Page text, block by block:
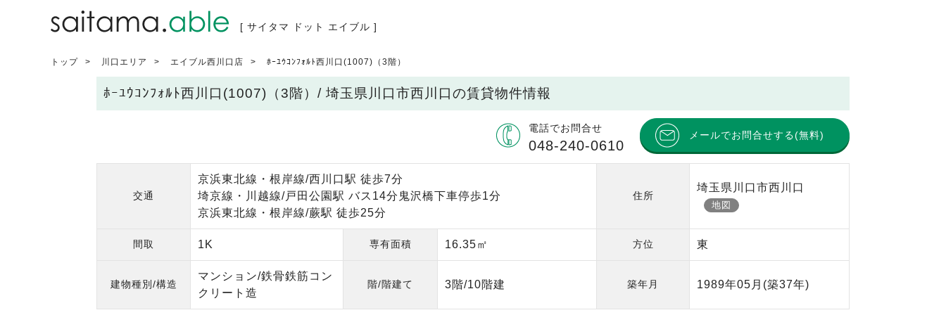
[ サイタマ ドット エイブル ]
トップ 川口エリア エイブル西川口店 ﾎｰﾕｳｺﾝﾌｫﾙﾄ西川口(1007)（3階）
ﾎｰﾕｳｺﾝﾌｫﾙﾄ西川口(1007)（3階）/ 埼玉県川口市西川口の賃貸物件情報
電話でお問合せ
048-240-0610
メールでお問合せする(無料)
交通
京浜東北線・根岸線/西川口駅 徒歩7分
埼京線・川越線/戸田公園駅 バス14分鬼沢橋下車停歩1分
京浜東北線・根岸線/蕨駅 徒歩25分
住所
埼玉県川口市西川口
地図
間取 1K 専有面積 16.35㎡ 方位 東
建物種別/構造
マンション/鉄骨鉄筋コン
クリート造
階/階建て 3階/10階建 築年月 1989年05月 (築37年)